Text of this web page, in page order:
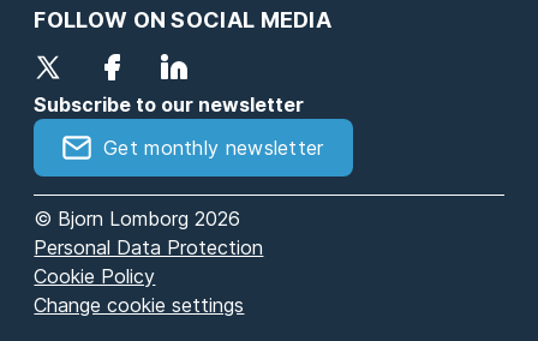
FOLLOW ON SOCIAL MEDIA
Subscribe to our newsletter
Get monthly newsletter
© Bjorn Lomborg 2026
Personal Data Protection
Cookie Policy
Change cookie settings